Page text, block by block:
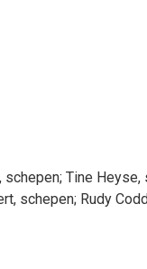
, schepen; Tine Heyse,
, schepen; Rudy